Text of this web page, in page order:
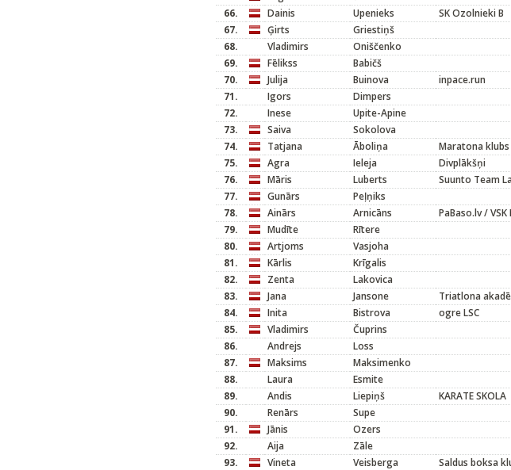
66.
Dainis Upenieks SK Ozolnieki B
67.
Ģirts Griestiņš
68.
Vladimirs Oniščenko
69.
Fēlikss Babičš
70.
Julija Buinova inpace.run
71.
Igors Dimpers
72.
Inese Upite-Apine
73.
Saiva Sokolova
74.
Tatjana Āboliņa Maratona klubs
75.
Agra Ieleja Divplākšņi
76.
Māris Luberts Suunto Team
77.
Gunārs Peļņiks
78.
Ainārs Arnicāns PaBaso.lv /
79.
Mudīte Rītere
80.
Artjoms Vasjoha
81.
Kārlis Krīgalis
82.
Zenta Lakovica
83.
Jana Jansone Triatlona
84.
Inita Bistrova ogre LSC
85.
Vladimirs Čuprins
86.
Andrejs Loss
87.
Maksims Maksimenko
88.
Laura Esmite
89.
Andis Liepiņš KARATE SKOLA
90.
Renārs Supe
91.
Jānis Ozers
92.
Aija Zāle
93.
Vineta Veisberga Saldus boksa